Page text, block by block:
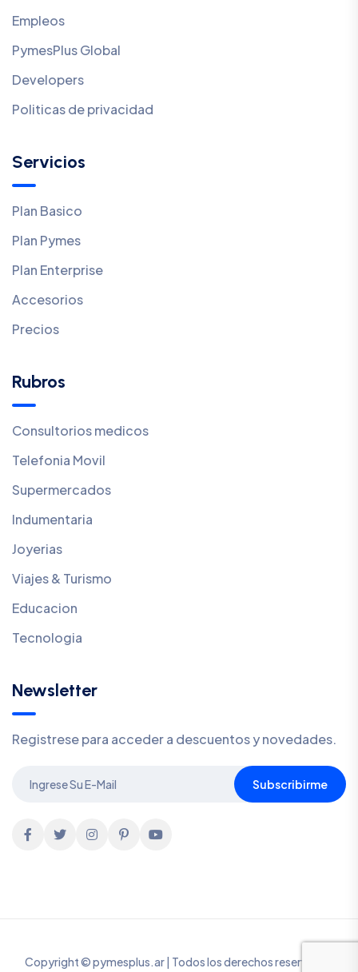
Empleos
PymesPlus Global
Developers
Politicas de privacidad
Servicios
Plan Basico
Plan Pymes
Plan Enterprise
Accesorios
Precios
Rubros
Consultorios medicos
Telefonia Movil
Supermercados
Indumentaria
Joyerias
Viajes & Turismo
Educacion
Tecnologia
Newsletter
Registrese para acceder a descuentos y novedades.
Subscribirme
Copyright © pymesplus.ar | Todos los derechos reservados